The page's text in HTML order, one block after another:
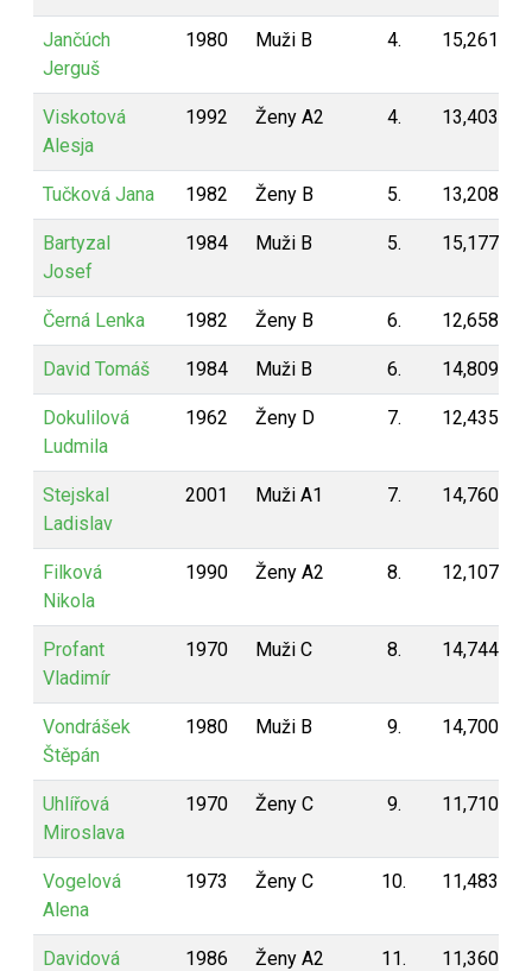
Jančúch
Jerguš
1980 Muži B 4. 15,261
Viskotová
Alesja
1992 Ženy A2 4. 13,403
Tučková Jana 1982 Ženy B 5. 13,208
Bartyzal
Josef
1984 Muži B 5. 15,177
Černá Lenka 1982 Ženy B 6. 12,658
David Tomáš 1984 Muži B 6. 14,809
Dokulilová
Ludmila
1962 Ženy D 7. 12,435
Stejskal
Ladislav
2001 Muži A1 7. 14,760
Filková
Nikola
1990 Ženy A2 8. 12,107
Profant
Vladimír
1970 Muži C 8. 14,744
Vondrášek
Štěpán
1980 Muži B 9. 14,700
Uhlířová
Miroslava
1970 Ženy C 9. 11,710
Vogelová
Alena
1973 Ženy C 10. 11,483
Davidová
1986 Ženy A2 11. 11,360